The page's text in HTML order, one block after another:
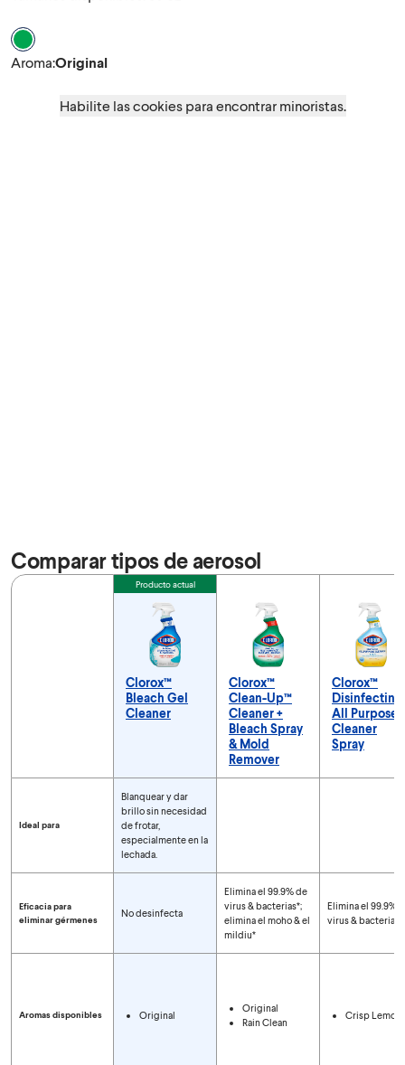
Aroma Original
Aroma:Original
Habilite las cookies para encontrar minoristas.
Comparar tipos de aerosol
Feature Producto actual
Clorox™
Bleach Gel
Cleaner
Clorox™
Clean-Up™
Cleaner +
Bleach Spray
& Mold
Remover
Clorox™
Disinfecting
All Purpose
Cleaner
Spray
Ideal para
Blanquear y dar
brillo sin necesidad
de frotar,
especialmente en la
lechada.
Eficacia para
eliminar gérmenes
No desinfecta
Elimina el 99.9% de
virus & bacterias*;
elimina el moho & el
mildiu*
Elimina el 99.9%
virus & bacterias*
Aromas disponibles Original
Original
Rain Clean
Crisp Lemon